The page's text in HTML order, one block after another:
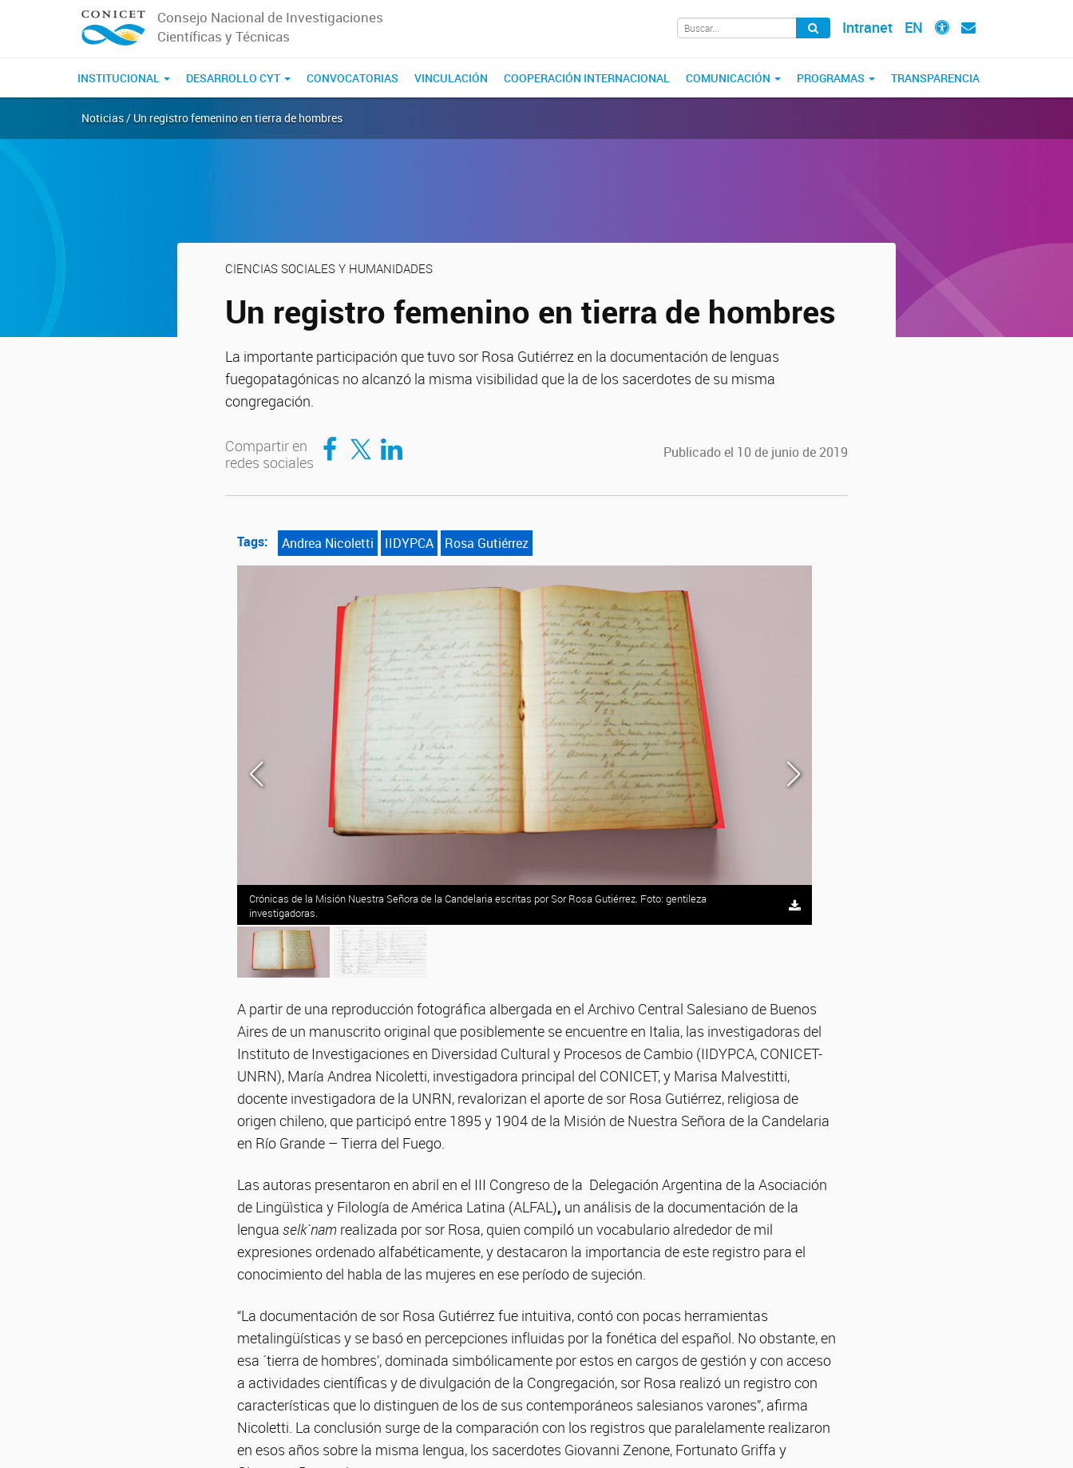
Consejo Nacional de Investigaciones
Científicas y Técnicas
Intranet EN
INSTITUCIONAL DESARROLLO CYT CONVOCATORIAS VINCULACIÓN COOPERACIÓN INTERNACIONAL COMUNICACIÓN PROGRAMAS TRANSPARENCIA
Noticias / Un registro femenino en tierra de hombres
CIENCIAS SOCIALES Y HUMANIDADES
Un registro femenino en tierra de hombres
La importante participación que tuvo sor Rosa Gutiérrez en la documentación de lenguas
fuegopatagónicas no alcanzó la misma visibilidad que la de los sacerdotes de su misma
congregación.
Compartir en
redes sociales
Compartir en Facebook
Compartir en TwitterCompartir en LinkedIn Publicado el 10 de junio de 2019
Tags: Andrea Nicoletti IIDYPCA Rosa Gutiérrez
Crónicas de la Misión Nuestra Señora de la Candelaria escritas por Sor Rosa Gutiérrez. Foto: gentileza
investigadoras.
A partir de una reproducción fotográfica albergada en el Archivo Central Salesiano de Buenos
Aires de un manuscrito original que posiblemente se encuentre en Italia, las investigadoras del
Instituto de Investigaciones en Diversidad Cultural y Procesos de Cambio (IIDYPCA, CONICET-
UNRN), María Andrea Nicoletti, investigadora principal del CONICET, y Marisa Malvestitti,
docente investigadora de la UNRN, revalorizan el aporte de sor Rosa Gutiérrez, religiosa de
origen chileno, que participó entre 1895 y 1904 de la Misión de Nuestra Señora de la Candelaria
en Río Grande – Tierra del Fuego.
Las autoras presentaron en abril en el III Congreso de la Delegación Argentina de la Asociación
de Lingüìstica y Filología de América Latina (ALFAL), un análisis de la documentación de la
lengua selk`nam realizada por sor Rosa, quien compiló un vocabulario alrededor de mil
expresiones ordenado alfabéticamente, y destacaron la importancia de este registro para el
conocimiento del habla de las mujeres en ese período de sujeción.
“La documentación de sor Rosa Gutiérrez fue intuitiva, contó con pocas herramientas
metalingüísticas y se basó en percepciones influidas por la fonética del español. No obstante, en
esa ´tierra de hombres’, dominada simbólicamente por estos en cargos de gestión y con acceso
a actividades científicas y de divulgación de la Congregación, sor Rosa realizó un registro con
características que lo distinguen de los de sus contemporáneos salesianos varones”, afirma
Nicoletti. La conclusión surge de la comparación con los registros que paralelamente realizaron
en esos años sobre la misma lengua, los sacerdotes Giovanni Zenone, Fortunato Griffa y